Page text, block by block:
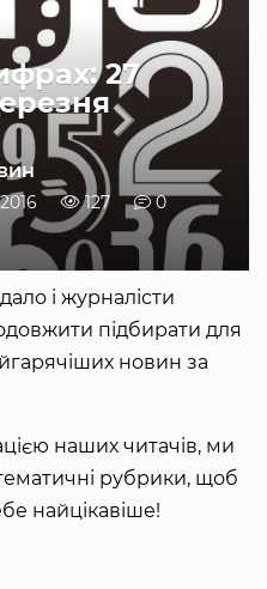
27
127 0
і журналісти
підбирати для
новин за
наших читачів, ми
рубрики, щоб
найцікавіше!